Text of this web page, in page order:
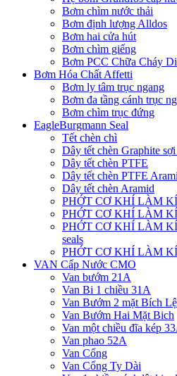
Bơm chìm nước thải
Bơm định lượng Alldos
Bơm hai cửa hút
Bơm chìm giếng
Bơm PCC Chữa Cháy
Bơm Hóa Chất Affetti
Bơm ly tâm trục ngang
Bơm đa tầng cánh trục
Bơm chìm trục đứng
EagleBurgmann Seal
Tết chèn chì
Dây tết chèn Graphite
Dây tết chèn PTFE
Dây tết chèn PTFE
Dây tết chèn Aramid
PHỚT CƠ KHÍ LÀM
PHỚT CƠ KHÍ LÀM
PHỚT CƠ KHÍ LÀM
seals
PHỚT CƠ KHÍ LÀM
VAN Cấp Nước CMO
Van bướm 21A
Van Bi 1 chiều 31A
Van Bướm 2 mặt Bích
Van Bướm Hai Mặt Bich
Van một chiều đĩa kép
Van phao 52A
Van Cổng
Van Cổng Ty Dài